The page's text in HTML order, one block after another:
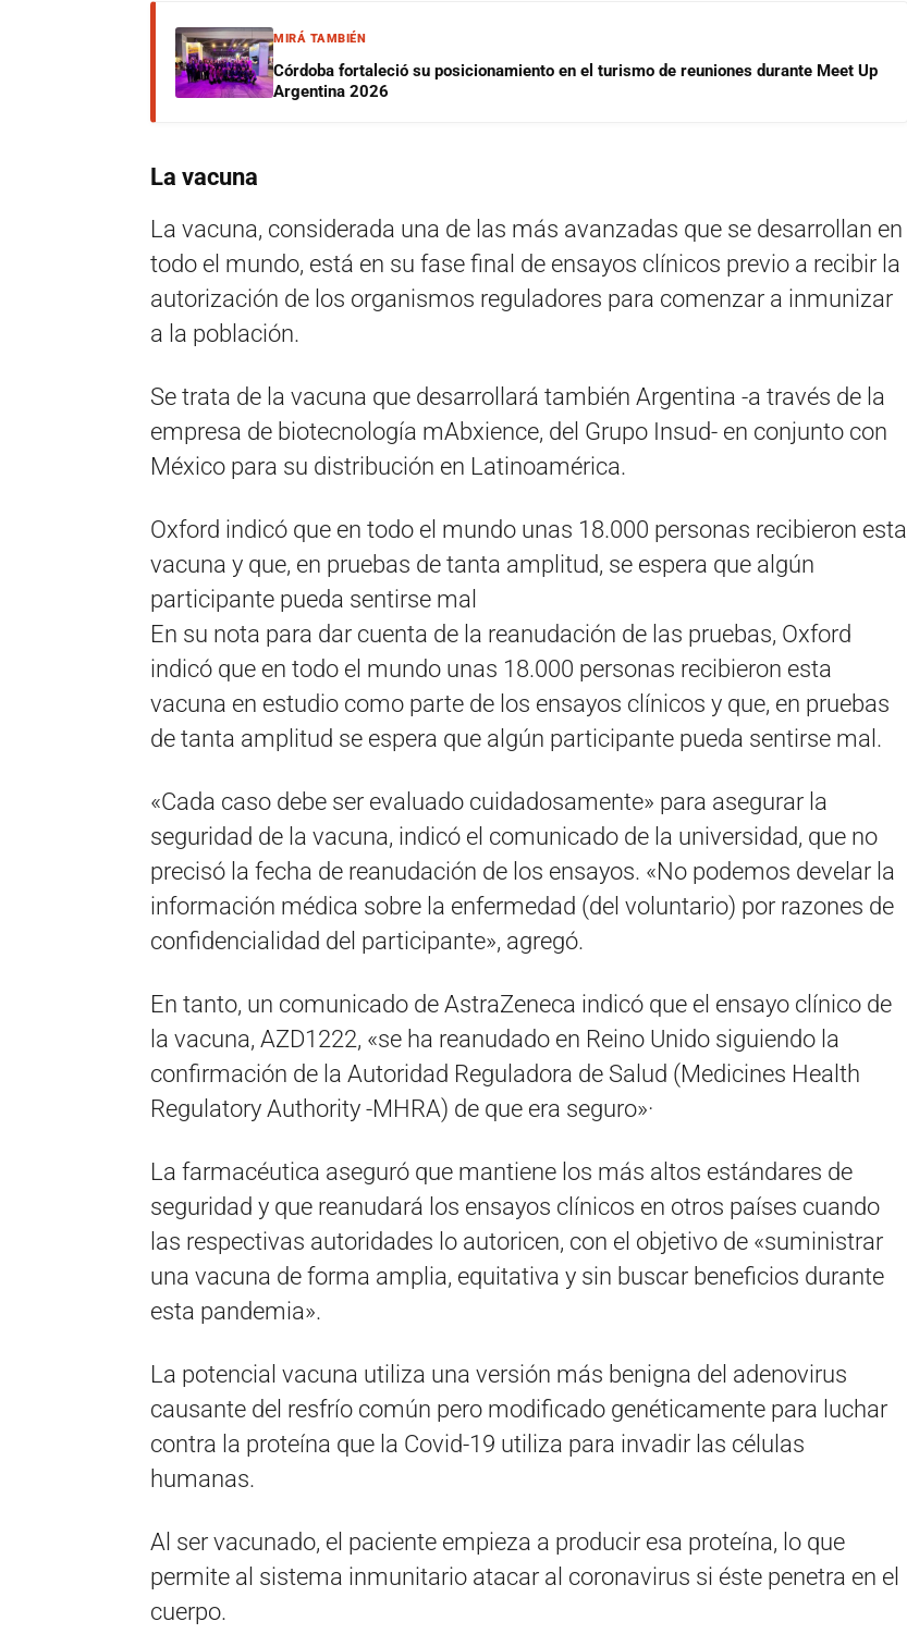
MIRÁ TAMBIÉN
Córdoba fortaleció su posicionamiento en el turismo de reuniones durante Meet Up
Argentina 2026
La vacuna
La vacuna, considerada una de las más avanzadas que se desarrollan en
todo el mundo, está en su fase final de ensayos clínicos previo a recibir la
autorización de los organismos reguladores para comenzar a inmunizar
a la población.
Se trata de la vacuna que desarrollará también Argentina -a través de la
empresa de biotecnología mAbxience, del Grupo Insud- en conjunto con
México para su distribución en Latinoamérica.
Oxford indicó que en todo el mundo unas 18.000 personas recibieron esta
vacuna y que, en pruebas de tanta amplitud, se espera que algún
participante pueda sentirse mal
En su nota para dar cuenta de la reanudación de las pruebas, Oxford
indicó que en todo el mundo unas 18.000 personas recibieron esta
vacuna en estudio como parte de los ensayos clínicos y que, en pruebas
de tanta amplitud se espera que algún participante pueda sentirse mal.
«Cada caso debe ser evaluado cuidadosamente» para asegurar la
seguridad de la vacuna, indicó el comunicado de la universidad, que no
precisó la fecha de reanudación de los ensayos. «No podemos develar la
información médica sobre la enfermedad (del voluntario) por razones de
confidencialidad del participante», agregó.
En tanto, un comunicado de AstraZeneca indicó que el ensayo clínico de
la vacuna, AZD1222, «se ha reanudado en Reino Unido siguiendo la
confirmación de la Autoridad Reguladora de Salud (Medicines Health
Regulatory Authority -MHRA) de que era seguro»·
La farmacéutica aseguró que mantiene los más altos estándares de
seguridad y que reanudará los ensayos clínicos en otros países cuando
las respectivas autoridades lo autoricen, con el objetivo de «suministrar
una vacuna de forma amplia, equitativa y sin buscar beneficios durante
esta pandemia».
La potencial vacuna utiliza una versión más benigna del adenovirus
causante del resfrío común pero modificado genéticamente para luchar
contra la proteína que la Covid-19 utiliza para invadir las células
humanas.
Al ser vacunado, el paciente empieza a producir esa proteína, lo que
permite al sistema inmunitario atacar al coronavirus si éste penetra en el
cuerpo.